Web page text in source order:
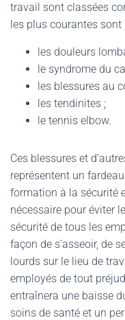
travail sont classées
les plus courantes sont
les douleurs
le syndrome du
les blessures au
les tendinites ;
le tennis elbow.
Ces blessures et
représentent un
formation à la sécurité
nécessaire pour éviter
sécurité de tous les
façon de s’asseoir, de
lourds sur le lieu de
employés de tout
entraînera une baisse
soins de santé et un